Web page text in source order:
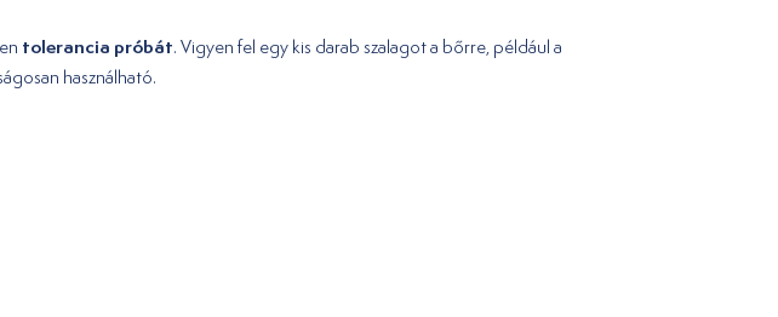
tolerancia próbát. Vigyen fel egy kis darab szalagot a bőrre, például a
használható.